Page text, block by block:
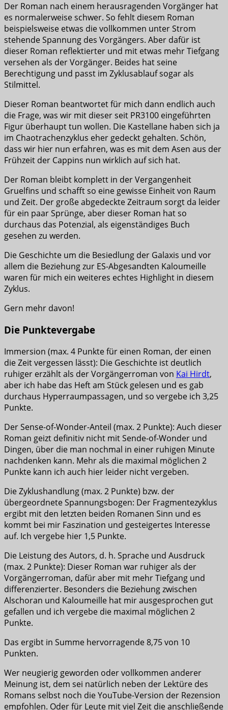
Der Roman nach einem herausragenden Vorgänger hat
es normalerweise schwer. So fehlt diesem Roman
beispielsweise etwas die vollkommen unter Strom
stehende Spannung des Vorgängers. Aber dafür ist
dieser Roman reflektierter und mit etwas mehr Tiefgang
versehen als der Vorgänger. Beides hat seine
Berechtigung und passt im Zyklusablauf sogar als
Stilmittel.
Dieser Roman beantwortet für mich dann endlich auch
die Frage, was wir mit dieser seit PR3100 eingeführten
Figur überhaupt tun wollen. Die Kastellane haben sich ja
im Chaotrachenzyklus eher gedeckt gehalten. Schön,
dass wir hier nun erfahren, was es mit dem Asen aus der
Frühzeit der Cappins nun wirklich auf sich hat.
Der Roman bleibt komplett in der Vergangenheit
Gruelfins und schafft so eine gewisse Einheit von Raum
und Zeit. Der große abgedeckte Zeitraum sorgt da leider
für ein paar Sprünge, aber dieser Roman hat so
durchaus das Potenzial, als eigenständiges Buch
gesehen zu werden.
Die Geschichte um die Besiedlung der Galaxis und vor
allem die Beziehung zur ES-Abgesandten Kaloumeille
waren für mich ein weiteres echtes Highlight in diesem
Zyklus.
Gern mehr davon!
Die Punktevergabe
Immersion (max. 4 Punkte für einen Roman, der einen
die Zeit vergessen lässt): Die Geschichte ist deutlich
ruhiger erzählt als der Vorgängerroman von Kai Hirdt,
aber ich habe das Heft am Stück gelesen und es gab
durchaus Hyperraumpassagen, und so vergebe ich 3,25
Punkte.
Der Sense-of-Wonder-Anteil (max. 2 Punkte): Auch dieser
Roman geizt definitiv nicht mit Sende-of-Wonder und
Dingen, über die man nochmal in einer ruhigen Minute
nachdenken kann. Mehr als die maximal möglichen 2
Punkte kann ich auch hier leider nicht vergeben.
Die Zyklushandlung (max. 2 Punkte) bzw. der
übergeordnete Spannungsbogen: Der Fragmentezyklus
ergibt mit den letzten beiden Romanen Sinn und es
kommt bei mir Faszination und gesteigertes Interesse
auf. Ich vergebe hier 1,5 Punkte.
Die Leistung des Autors, d. h. Sprache und Ausdruck
(max. 2 Punkte): Dieser Roman war ruhiger als der
Vorgängerroman, dafür aber mit mehr Tiefgang und
differenzierter. Besonders die Beziehung zwischen
Alschoran und Kaloumeille hat mir ausgesprochen gut
gefallen und ich vergebe die maximal möglichen 2
Punkte.
Das ergibt in Summe hervorragende 8,75 von 10
Punkten.
Wer neugierig geworden oder vollkommen anderer
Meinung ist, dem sei natürlich neben der Lektüre des
Romans selbst noch die YouTube-Version der Rezension
empfohlen. Oder für Leute mit viel Zeit die anschließende